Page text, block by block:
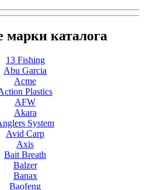
марки каталога
13 Fishing
Abu Garcia
Acme
Plastics
AFW
Akara
System
Avid Carp
Axis
Bait Breath
Balzer
Banax
Baofeng